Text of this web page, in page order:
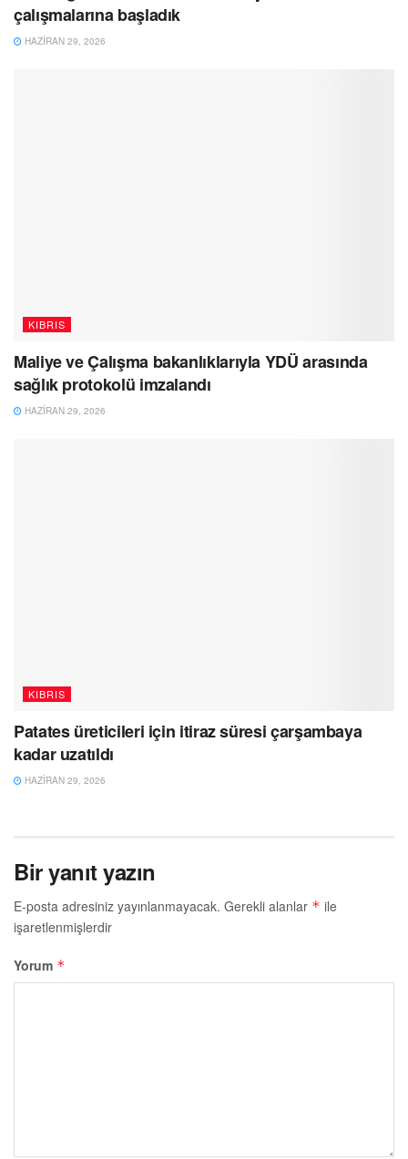
çalışmalarına başladık
HAZIRAN 29, 2026
KIBRIS
Maliye ve Çalışma bakanlıklarıyla YDÜ arasında
sağlık protokolü imzalandı
HAZIRAN 29, 2026
KIBRIS
Patates üreticileri için itiraz süresi çarşambaya
kadar uzatıldı
HAZIRAN 29, 2026
Bir yanıt yazın
E-posta adresiniz yayınlanmayacak. Gerekli alanlar * ile
işaretlenmişlerdir
Yorum *